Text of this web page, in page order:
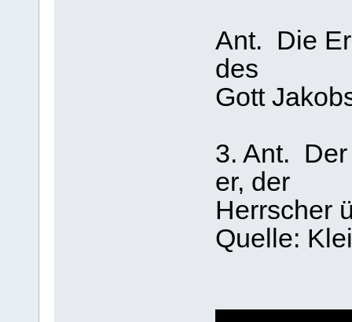
Ant. Die
des
Gott
3. Ant. Der
er, der
Herrscher
Quelle: